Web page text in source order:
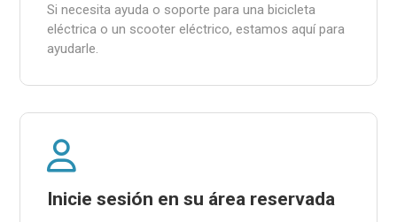
Si necesita ayuda o soporte para una bicicleta
eléctrica o un scooter eléctrico, estamos aquí para
ayudarle.
Inicie sesión en su área reservada